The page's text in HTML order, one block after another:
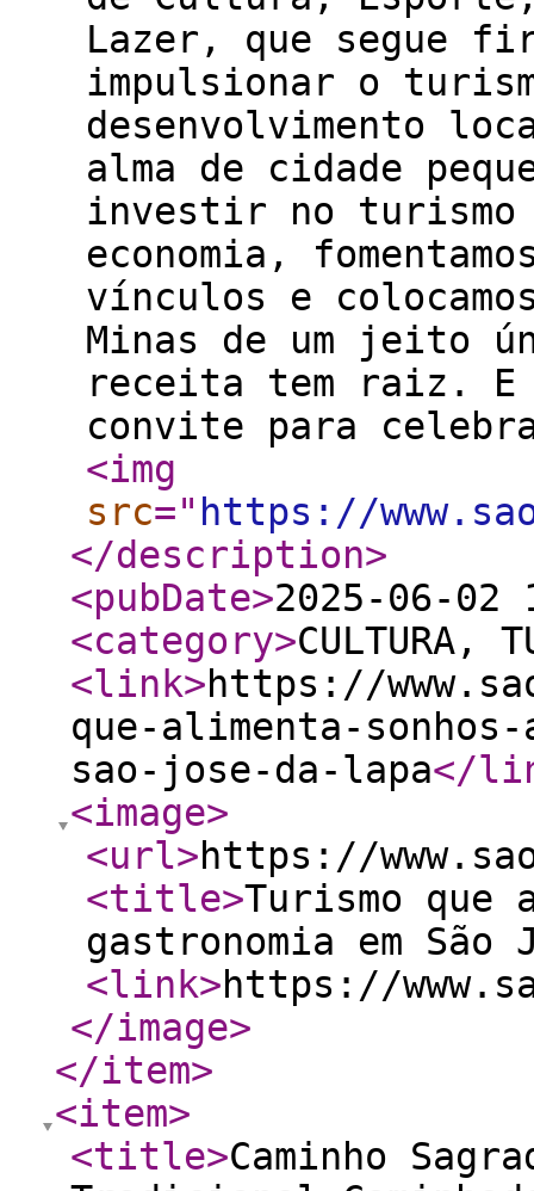
Lazer, que segue
impulsionar o
desenvolvimento
alma de cidade
investir no turismo
economia,
vínculos e
Minas de um jeito
receita tem raiz. E
convite para
<img
src=" https://
</description>
<pubDate>2025-06-02
<category>CULTURA,
<link>https://
que-alimenta-
sao-jose-da-lapa</
<image>
<url>https://
<title>Turismo que
gastronomia em São
<link>https://
</image>
</item>
<item>
<title>Caminho